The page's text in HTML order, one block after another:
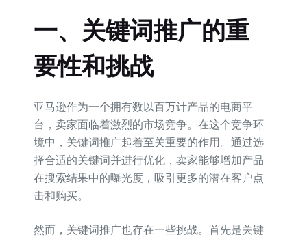
一、关键词推广的重
要性和挑战
亚马逊作为一个拥有数以百万计产品的电商平
台，卖家面临着激烈的市场竞争。在这个竞争环
境中，关键词推广起着至关重要的作用。通过选
择合适的关键词并进行优化，卖家能够增加产品
在搜索结果中的曝光度，吸引更多的潜在客户点
击和购买。
然而，关键词推广也存在一些挑战。首先是关键